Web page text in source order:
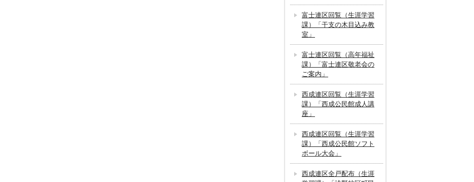
富士連区回覧（生涯学習
課）「干支の木目込み教
室」
富士連区回覧（高年福祉
課）「富士連区敬老会の
ご案内」
西成連区回覧（生涯学習
課）「西成公民館成人講
座」
西成連区回覧（生涯学習
課）「西成公民館ソフト
ボール大会」
西成連区全戸配布（生涯